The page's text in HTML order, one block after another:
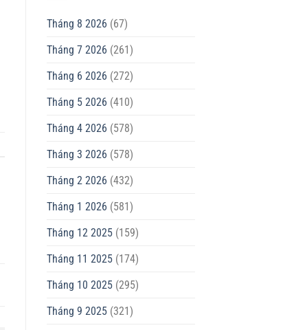
Tháng 8 2026 (67)
Tháng 7 2026 (261)
Tháng 6 2026 (272)
Tháng 5 2026 (410)
Tháng 4 2026 (578)
Tháng 3 2026 (578)
Tháng 2 2026 (432)
Tháng 1 2026 (581)
Tháng 12 2025(159)
Tháng 11 2025(174)
Tháng 10 2025(295)
Tháng 9 2025(321)